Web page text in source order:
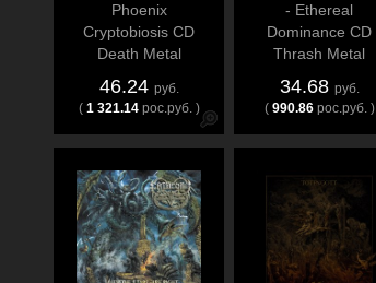
Phoenix
Cryptobiosis CD
Death Metal
46.24 руб.
( 1 321.14 рос.руб. )
- Ethereal
Dominance CD
Thrash Metal
34.68 руб.
( 990.86 рос.руб. )